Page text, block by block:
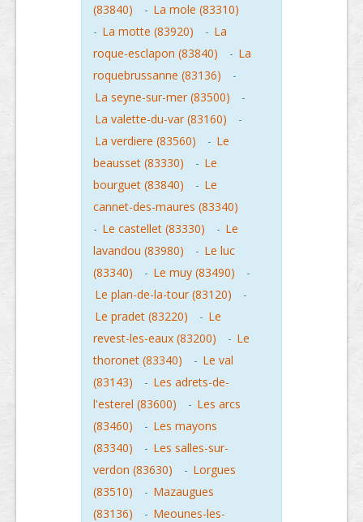
(83840)
- La mole (83310)
- La motte (83920) - La
roque-esclapon (83840)
- La
roquebrussanne (83136)
-
La seyne-sur-mer (83500)
-
La valette-du-var (83160)
-
La verdiere (83560)
- Le
beausset (83330)
- Le
bourguet (83840)
- Le
cannet-des-maures (83340)
- Le castellet (83330) - Le
lavandou (83980)
- Le luc
(83340)
- Le muy (83490)
-
Le plan-de-la-tour (83120)
-
Le pradet (83220)
- Le
revest-les-eaux (83200)
- Le
thoronet (83340)
- Le val
(83143)
- Les adrets-de-
l'esterel (83600)
- Les arcs
(83460)
- Les mayons
(83340)
- Les salles-sur-
verdon (83630)
- Lorgues
(83510)
- Mazaugues
(83136)
- Meounes-les-